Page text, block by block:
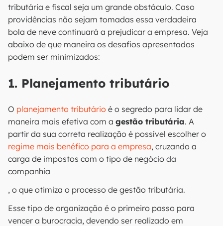
tributária e fiscal seja um grande obstáculo. Caso
providências não sejam tomadas essa verdadeira
bola de neve continuará a prejudicar a empresa. Veja
abaixo de que maneira os desafios apresentados
podem ser minimizados:
1. Planejamento tributário
O planejamento tributário é o segredo para lidar de
maneira mais efetiva com a gestão tributária. A
partir da sua correta realização é possível escolher o
regime mais benéfico para a empresa, cruzando a
carga de impostos com o tipo de negócio da
companhia
, o que otimiza o processo de gestão tributária.
Esse tipo de organização é o primeiro passo para
vencer a burocracia, devendo ser realizado em